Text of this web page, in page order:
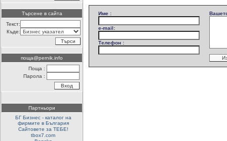
Търсене в сайта
Текст:
Къде:
поща@pernik.info
Поща :
Парола :
Партньори
БГ Бизнес - каталог на
фирмите в България
Сайтовете за ТЕБЕ!
tbox7.com
Име :
e-mail:
Телефон :